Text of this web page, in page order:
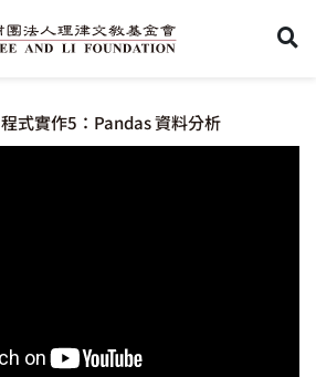
程式實作5：Pandas 資料分析